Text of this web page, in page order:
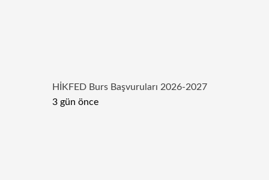
HİKFED Burs Başvuruları 2026-2027
3 gün önce